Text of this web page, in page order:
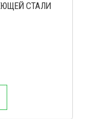
СТАЛИ